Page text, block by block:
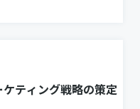
ティング戦略の策定